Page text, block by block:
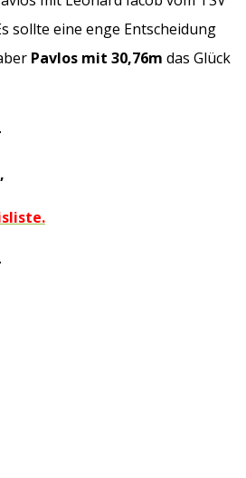
sollte eine enge Entscheidung
Pavlos mit 30,76m das Glück